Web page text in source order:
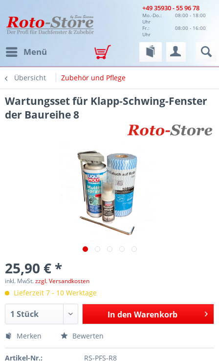
+49 35930 - 55 96 78
Mo.-Do.:
08:00 - 18:00
Uhr
Fr.:
08:00 - 16:00
Uhr
Menü
Übersicht Zubehör und Pflege
Wartungsset für Klapp-Schwing-Fenster
der Baureihe 8
25,90 € *
inkl. MwSt.zzgl. Versandkosten
Lieferzeit 7 - 10 Werktage
In den Warenkorb
Merken Bewerten
Artikel-Nr.: RS-PFS-R8